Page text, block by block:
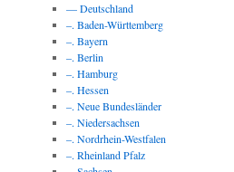
— Deutschland
–. Baden-Württemberg
–. Bayern
–. Berlin
–. Hamburg
–. Hessen
–. Neue Bundesländer
–. Niedersachsen
–. Nordrhein-Westfalen
–. Rheinland Pfalz